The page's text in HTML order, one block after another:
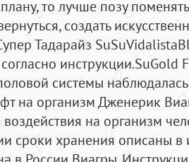
то лучше позу
создать
Тадарайз
инструкции.SuGold
системы наблюдалась
на организм Дженерик
воздействия на организм
сроки хранения описаны